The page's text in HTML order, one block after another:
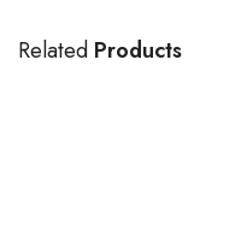
(PS)
Related Products